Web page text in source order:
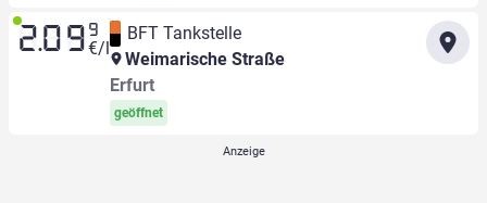
2.09 9
€/l
BFT Tankstelle
Weimarische Straße
Erfurt
geöffnet